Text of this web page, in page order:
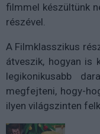
filmmel készültünk
részével.
A Filmklasszikus
átveszik, hogyan is
legikonikusabb
megfejteni, hogy-
ilyen világszinten